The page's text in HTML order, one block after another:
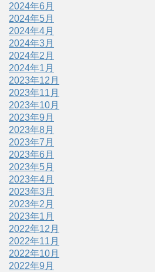
2024年6月
2024年5月
2024年4月
2024年3月
2024年2月
2024年1月
2023年12月
2023年11月
2023年10月
2023年9月
2023年8月
2023年7月
2023年6月
2023年5月
2023年4月
2023年3月
2023年2月
2023年1月
2022年12月
2022年11月
2022年10月
2022年9月